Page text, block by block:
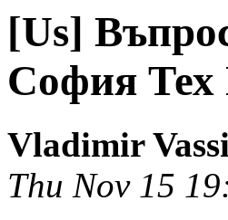
[Us]
София
Vladimir
Thu Nov 15